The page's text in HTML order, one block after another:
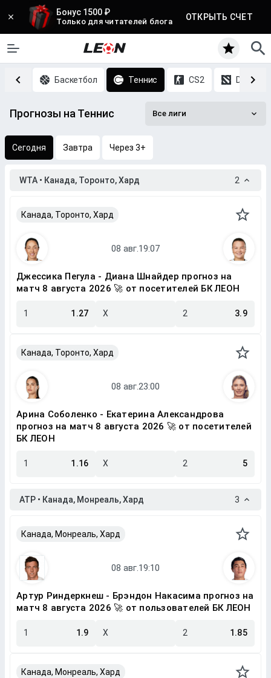
Бонус 1500 ₽
Только для читателей блога ОТКРЫТЬ СЧЕТ
Баскетбол Теннис CS2 DOTA 2
Прогнозы на Теннис Все лиги
Сегодня Завтра Через 3+
WTA • Канада, Торонто, Хард 2
Канада, Торонто, Хард
Джессика Пегула - Диана Шнайдер прогноз на
матч 8 августа 2026 🚀 от посетителей БК ЛЕОН
1 1.27 X 2 3.9
Канада, Торонто, Хард
Арина Соболенко - Екатерина Александрова
прогноз на матч 8 августа 2026 🚀 от посетителей
БК ЛЕОН
1 1.16 X 2 5
ATP • Канада, Монреаль, Хард 3
Канада, Монреаль, Хард
Артур Риндеркнеш - Брэндон Накасима прогноз на
матч 8 августа 2026 🚀 от пользователей БК ЛЕОН
1 1.9 X 2 1.85
Канада, Монреаль, Хард